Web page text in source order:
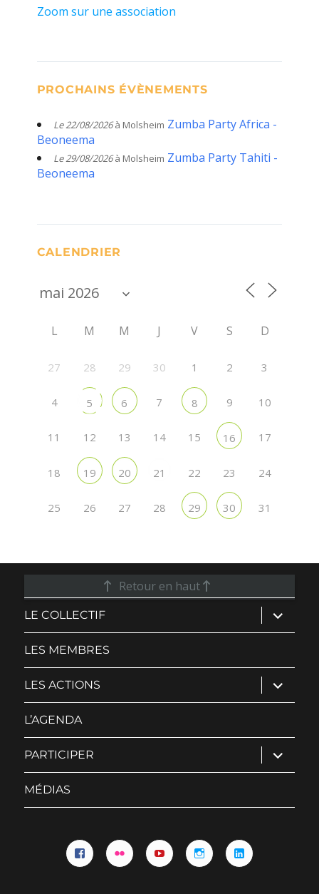
Zoom sur une association
PROCHAINS ÉVÈNEMENTS
Le 22/08/2026à Molsheim Zumba Party Africa -
Beoneema
Le 29/08/2026à Molsheim Zumba Party Tahiti -
Beoneema
CALENDRIER
L M M J V S D
27 28 29 30 1 2 3
4 5 6 7 8 9 10
11 12 13 14 15 16 17
18 19 20 21 22 23 24
25 26 27 28 29 30 31
Retour en haut
LE COLLECTIF ouvrir
le
sous-
LES MEMBRES
LES ACTIONS ouvrir
le
sous-
L’AGENDA
PARTICIPER ouvrir
le
sous-
MÉDIAS